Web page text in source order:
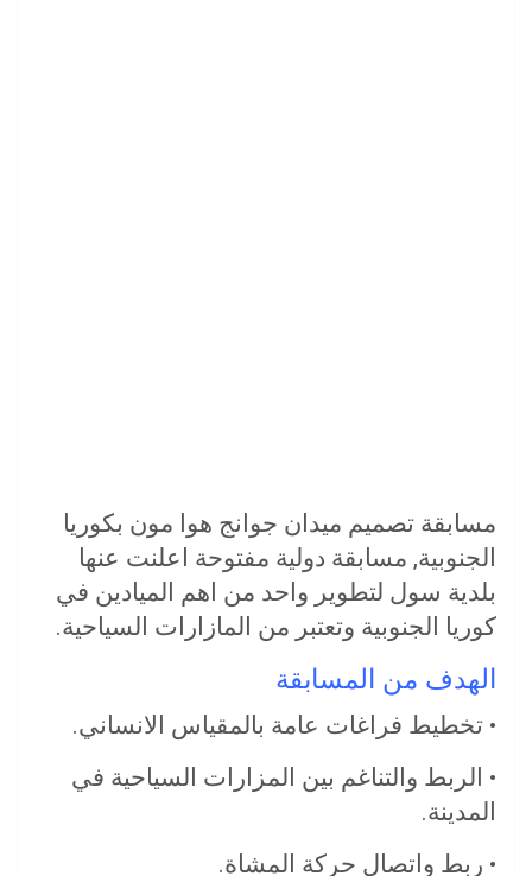
مسابقة تصميم ميدان جوانج هوا مون بكوريا
الجنوبية, مسابقة دولية مفتوحة اعلنت عنها
بلدية سول لتطوير واحد من اهم الميادين في
كوريا الجنوبية وتعتبر من المازارات السياحية.
الهدف من المسابقة
• تخطيط فراغات عامة بالمقياس الانساني.
• الربط والتناغم بين المزارات السياحية في
المدينة.
• ربط واتصال حركة المشاة.